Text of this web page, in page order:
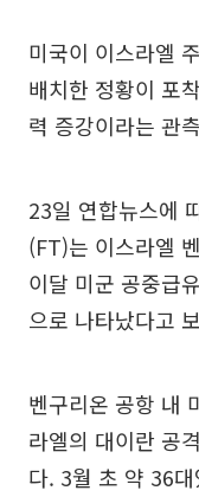
미국이 이스라엘
배치한 정황이 포
력 증강이라는 관
23일 연합뉴스에
(FT)는 이스라엘
이달 미군 공중급
으로 나타났다고
벤구리온 공항 내
라엘의 대이란 공
다. 3월 초 약 36